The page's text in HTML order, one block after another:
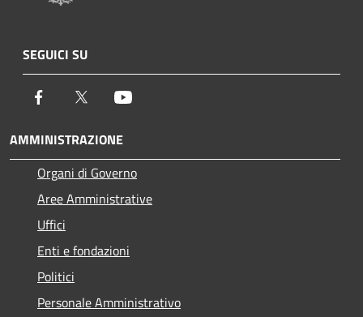
SEGUICI SU
Facebook Twitter
AMMINISTRAZIONE
Organi di Governo
Aree Amministrative
Uffici
Enti e fondazioni
Politici
Personale Amministrativo